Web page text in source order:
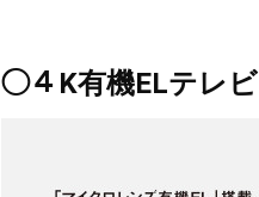
◯４K有機ELテレビ